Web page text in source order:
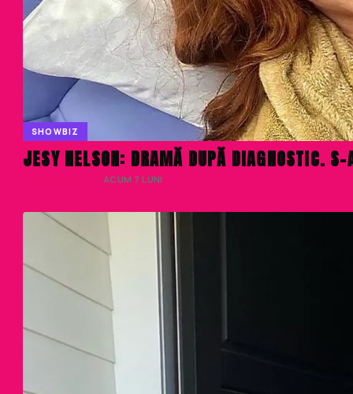
SHOWBIZ
JESY NELSON: DRAMĂ DUPĂ DIAGNOSTIC. S-
· ACUM 7 LUNI